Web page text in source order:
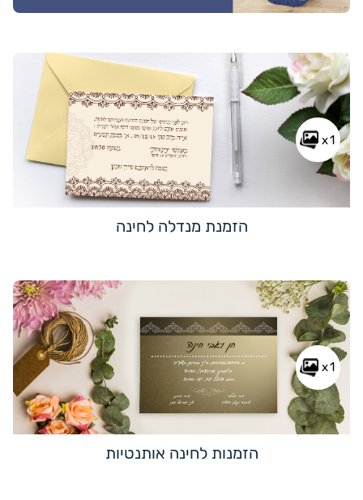
x1
הזמנת מנדלה לחינה
x1
הזמנות לחינה אותנטיות